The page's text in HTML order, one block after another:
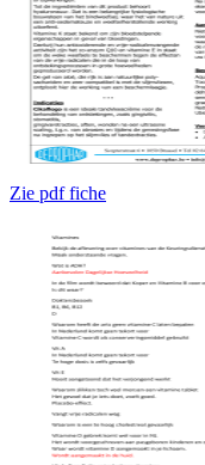
Zie pdf fiche